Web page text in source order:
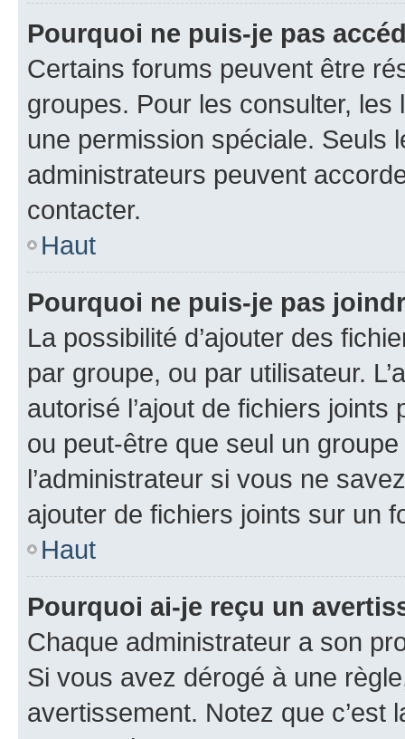
Pourquoi ne puis-je pas
Certains forums peuvent être
groupes. Pour les consulter,
une permission spéciale. Seuls
administrateurs peuvent
contacter.
Haut
Pourquoi ne puis-je pas
La possibilité d’ajouter des
par groupe, ou par utilisateur.
autorisé l’ajout de fichiers
ou peut-être que seul un
l’administrateur si vous ne
ajouter de fichiers joints sur un
Haut
Pourquoi ai-je reçu un
Chaque administrateur a son
Si vous avez dérogé à une
avertissement. Notez que c’est